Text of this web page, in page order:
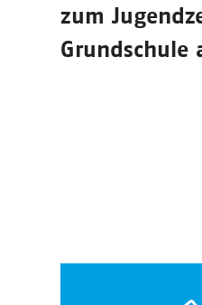
zum
Grundschule